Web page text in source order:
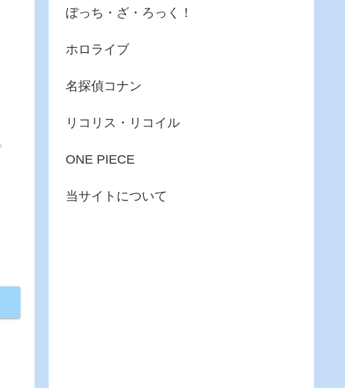
ぼっち・ざ・ろっく！
ホロライブ
名探偵コナン
リコリス・リコイル
ONE PIECE
当サイトについて